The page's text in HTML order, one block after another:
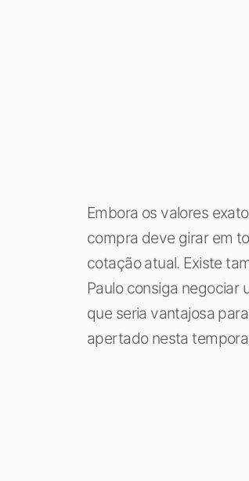
Embora os valores
compra deve girar em
cotação atual. Existe
Paulo consiga negociar
que seria vantajosa
apertado nesta